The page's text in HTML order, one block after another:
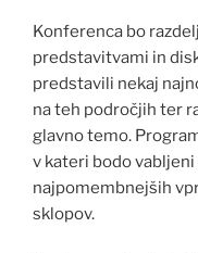
Konferenca bo
predstavitvami in
predstavili nekaj
na teh področjih ter
glavno temo.
v kateri bodo
najpomembnejših
sklopov.